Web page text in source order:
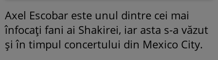
Axel Escobar este unul dintre cei mai
înfocați fani ai Shakirei, iar asta s-a văzut
și în timpul concertului din Mexico City.